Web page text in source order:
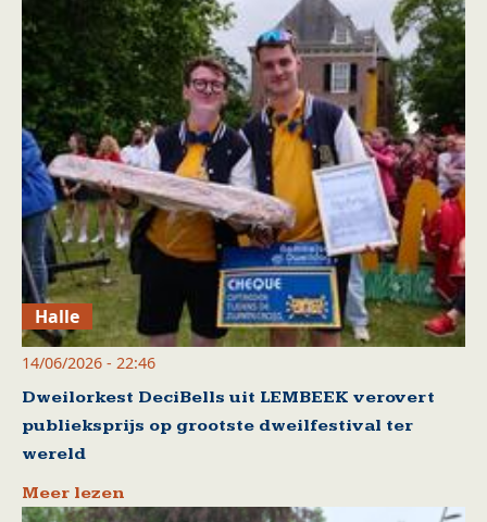
Halle
14/06/2026 - 22:46
Dweilorkest DeciBells uit LEMBEEK verovert
publieksprijs op grootste dweilfestival ter
wereld
Meer lezen